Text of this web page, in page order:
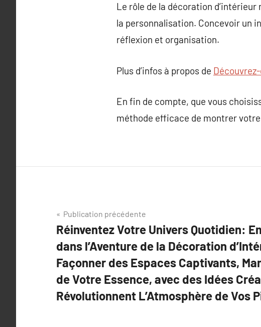
Le rôle de la décoration
la personnalisation. Concevoir un
réflexion et organisation.
Plus d’infos à propos de
En fin de compte, que vous
méthode efficace de montrer
Navigation
de
l’article
Publication précédente
Réinventez Votre Univers Quotidien:
dans l’Aventure de la Décoration
Façonner des Espaces Captivants,
de Votre Essence, avec des Idées
Révolutionnent L’Atmosphère de Vos